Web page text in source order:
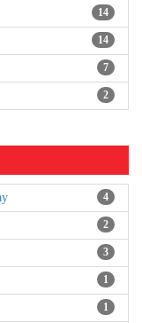
14
14
7
2
4
2
3
1
1